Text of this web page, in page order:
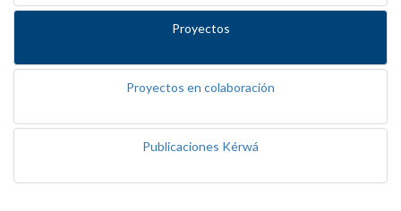
Proyectos
Proyectos en colaboración
Publicaciones Kérwá